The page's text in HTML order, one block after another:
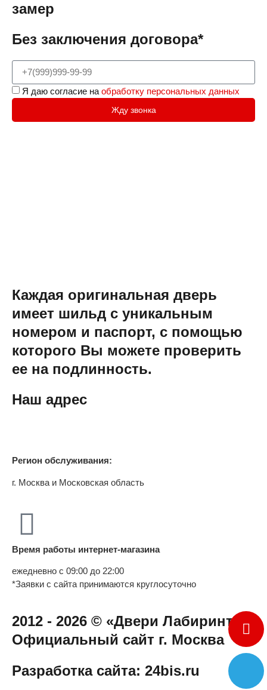
замер
Без заключения договора*
Я даю согласие на обработку персональных данных
Жду звонка
Каждая оригинальная дверь
имеет шильд с уникальным
номером и паспорт, с помощью
которого Вы можете проверить
ее на подлинность.
Наш адрес
Регион обслуживания:
г. Москва и Московская область
Время работы интернет-магазина
ежедневно с 09:00 до 22:00
*Заявки с сайта принимаются круглосуточно
2012 - 2026 © «Двери Лабиринт» -
Официальный сайт г. Москва
Разработка сайта: 24bis.ru